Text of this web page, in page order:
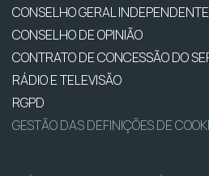
CONSELHO GERAL INDEPENDENTE
CONSELHO DE OPINIÃO
CONTRATO DE CONCESSÃO DO
RÁDIO E TELEVISÃO
RGPD
GESTÃO DAS DEFINIÇÕES DE